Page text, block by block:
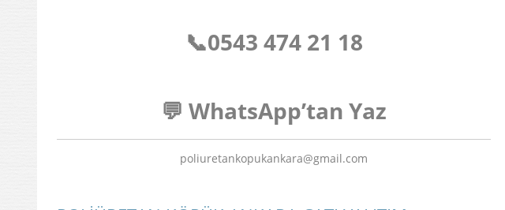
📞0543 474 21 18
💬 WhatsApp’tan Yaz
poliuretankopukankara@gmail.com